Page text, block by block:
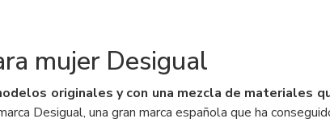
mujer Desigual
originales y con una mezcla de materiales
Desigual, una gran marca española que ha